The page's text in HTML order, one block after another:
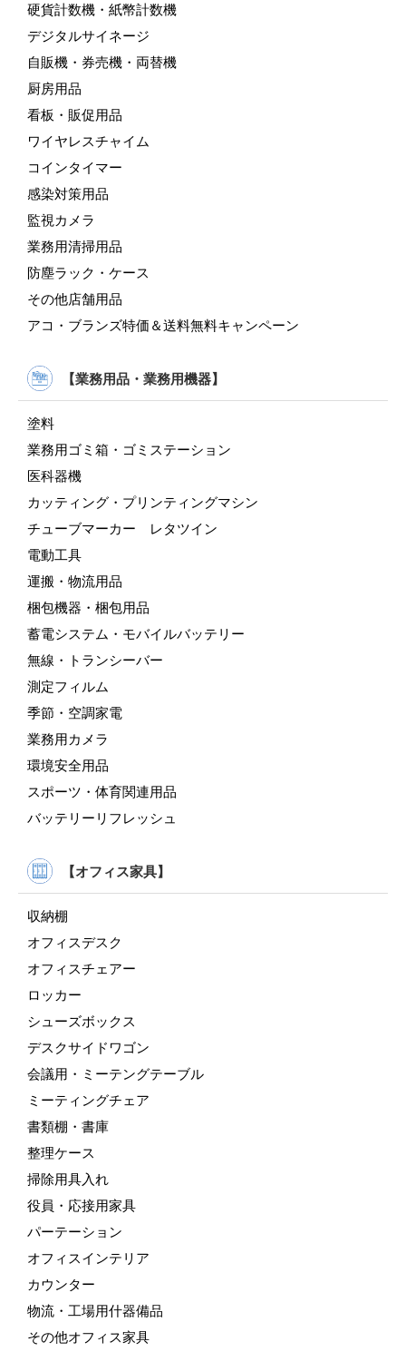
硬貨計数機・紙幣計数機
デジタルサイネージ
自販機・券売機・両替機
厨房用品
看板・販促用品
ワイヤレスチャイム
コインタイマー
感染対策用品
監視カメラ
業務用清掃用品
防塵ラック・ケース
その他店舗用品
アコ・ブランズ特価＆送料無料キャンペーン
【業務用品・業務用機器】
塗料
業務用ゴミ箱・ゴミステーション
医科器機
カッティング・プリンティングマシン
チューブマーカー レタツイン
電動工具
運搬・物流用品
梱包機器・梱包用品
蓄電システム・モバイルバッテリー
無線・トランシーバー
測定フィルム
季節・空調家電
業務用カメラ
環境安全用品
スポーツ・体育関連用品
バッテリーリフレッシュ
【オフィス家具】
収納棚
オフィスデスク
オフィスチェアー
ロッカー
シューズボックス
デスクサイドワゴン
会議用・ミーテングテーブル
ミーティングチェア
書類棚・書庫
整理ケース
掃除用具入れ
役員・応接用家具
パーテーション
オフィスインテリア
カウンター
物流・工場用什器備品
その他オフィス家具